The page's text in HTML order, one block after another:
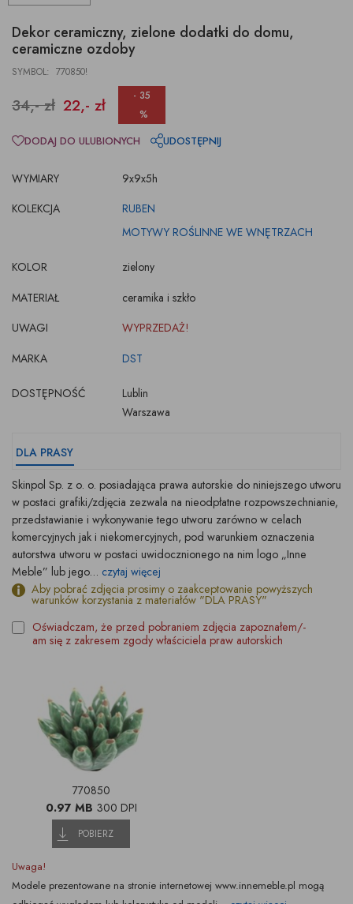
Dekor ceramiczny, zielone dodatki do domu,
ceramiczne ozdoby
SYMBOL: 770850!
34,- zł 22,- zł
- 35
%
WYMIARY
9x9x5h
KOLEKCJA
RUBEN
MOTYWY ROŚLINNE WE WNĘTRZACH
KOLOR
zielony
MATERIAŁ
ceramika i szkło
UWAGI
WYPRZEDAŻ!
MARKA
DST
DOSTĘPNOŚĆ
Lublin
Warszawa
DODAJ DO ULUBIONYCH UDOSTĘPNIJ
DLA PRASY
Skinpol Sp. z o. o. posiadająca prawa autorskie do niniejszego utworu
w postaci grafiki/zdjęcia zezwala na nieodpłatne rozpowszechnianie,
przedstawianie i wykonywanie tego utworu zarówno w celach
komercyjnych jak i niekomercyjnych, pod warunkiem oznaczenia
autorstwa utworu w postaci uwidocznionego na nim logo „Inne
Meble” lub jego... czytaj więcej
Aby pobrać zdjęcia prosimy o zaakceptowanie powyższych
warunków korzystania z materiałów "DLA PRASY"
Oświadczam, że przed pobraniem zdjęcia zapoznałem/-
am się z zakresem zgody właściciela praw autorskich
770850
0.97 MB 300 DPI
POBIERZ
Uwaga!
Modele prezentowane na stronie internetowej www.innemeble.pl mogą